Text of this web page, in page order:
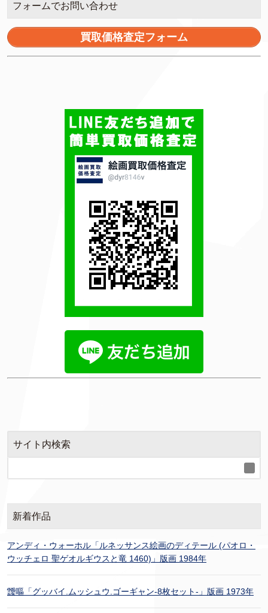
フォームでお問い合わせ
買取価格査定フォーム
サイト内検索
新着作品
アンディ・ウォーホル「ルネッサンス絵画のディテール (パオロ・
ウッチェロ 聖ゲオルギウスと竜 1460)」版画 1984年
靉嘔「グッバイ.ムッシュウ.ゴーギャン-8枚セット-」版画 1973年